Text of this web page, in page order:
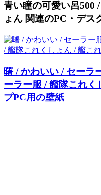
青い瞳の可愛い呂500
ょん 関連のPC・デス
曙 / かわいい / セーラ
ーラー服 / 艦隊これく
プPC用の壁紙